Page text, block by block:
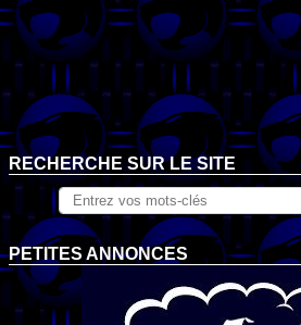
RECHERCHE SUR LE SITE
PETITES ANNONCES